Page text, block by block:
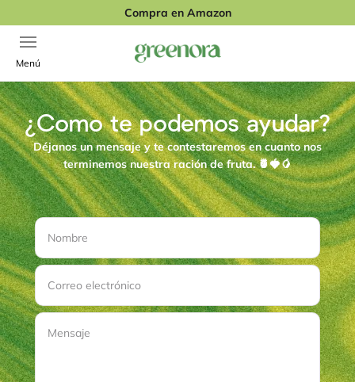
Compra en Amazon
Abrir menú de navegación
Menú
Greenora
¿Como te podemos ayudar?
Déjanos un mensaje y te contestaremos en cuanto nos
terminemos nuestra ración de fruta. 🍍🍓🥭
Nombre
Correo electrónico
Mensaje